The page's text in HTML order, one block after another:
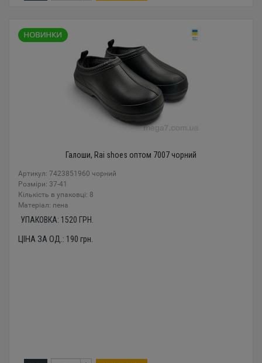
Галоши, Rai shoes оптом 7007 чорний
Артикул: 7423851960 чорний
Розміри: 37-41
Кількість в упаковці: 8
Mатеріал: пена
УПАКОВКА: 1520 ГРН.
ЦІНА ЗА ОД.: 190 грн.